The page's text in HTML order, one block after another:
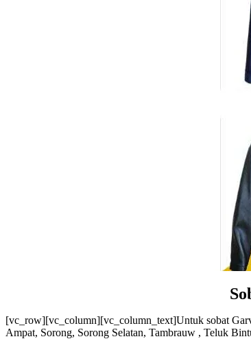
[vc_row][vc_column][vc_column_text]Untuk sobat
Ampat, Sorong, Sorong Selatan, Tambrauw , Teluk